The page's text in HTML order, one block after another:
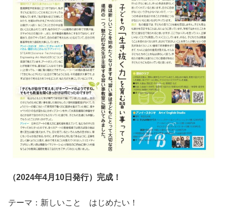
（2024年4月10日発行）完成！
テーマ：新しいこと はじめたい！